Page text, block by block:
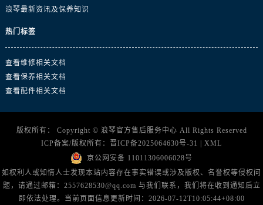
江西省萍乡市安源区萍安北大道与康庄路交叉口浪琴售后服务中心（需提前预约）
江西省鹰潭市月湖区胜利东路浪琴售后服务中心（需提前预约）
浪琴最新资讯及保养知识
热门标签
查看维修相关文档
查看保养相关文档
查看配件相关文档
版权所有： Copyright © 浪琴官方售后服务中心 All Rights Reserved
ICP备案/版权所有： 晋ICP备2025064630号-31
XML
京公网安备 11011306006028号
如权利人或知情人士发现本站内容存在事实错误或涉及版权、名誉权等侵权问
题，请通过邮箱：2557628530@qq.com 与我们联系，我们将在收到通知后立
即依法处理。当前页面信息更新时间：2026-07-12T10:05:44+08:00